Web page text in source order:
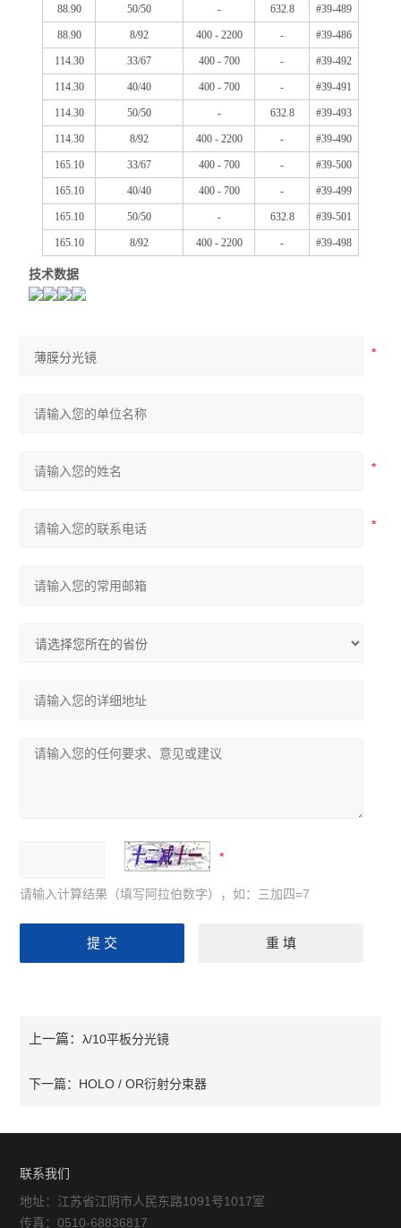
88.90 50/50 - 632.8 #39-489
88.90 8/92 400 - 2200 - #39-486
114.30 33/67 400 - 700 - #39-492
114.30 40/40 400 - 700 - #39-491
114.30 50/50 - 632.8 #39-493
114.30 8/92 400 - 2200 - #39-490
165.10 33/67 400 - 700 - #39-500
165.10 40/40 400 - 700 - #39-499
165.10 50/50 - 632.8 #39-501
165.10 8/92 400 - 2200 - #39-498
技术数据
请输入计算结果（填写阿拉伯数字），如：三加四=7
上一篇：λ/10平板分光镜
下一篇： HOLO / OR衍射分束器
联系我们
地址：江苏省江阴市人民东路1091号1017室
传真：0510-68836817